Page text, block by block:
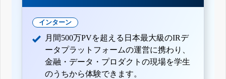
インターン
月間500万PVを超える日本最大級のIRデ
ータプラットフォームの運営に携わり、
金融・データ・プロダクトの現場を学生
のうちから体験できます。